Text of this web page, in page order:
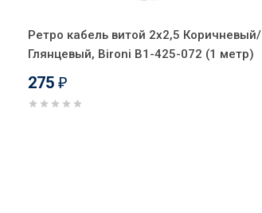
Ретро кабель витой 2x2,5 Коричневый/
Глянцевый, Bironi B1-425-072 (1 метр)
275 ₽